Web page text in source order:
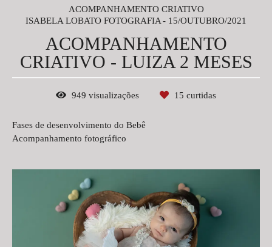
ACOMPANHAMENTO CRIATIVO
ISABELA LOBATO FOTOGRAFIA
15/OUTUBRO/2021
ACOMPANHAMENTO
CRIATIVO - LUIZA 2 MESES
949 visualizações 15 curtidas
Fases de desenvolvimento do Bebê
Acompanhamento fotográfico